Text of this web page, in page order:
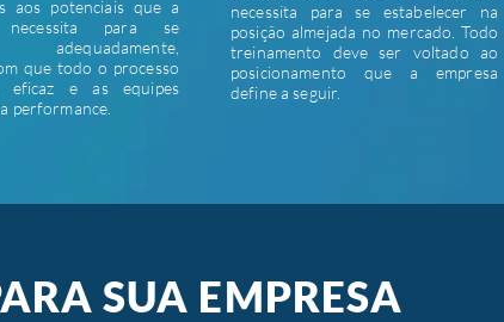
aos potenciais que a
necessita para se
adequadamente,
que todo o processo
eficaz e as equipes
performance.
necessita para se estabelecer na
posição almejada no mercado. Todo
treinamento deve ser voltado ao
posicionamento que a empresa
define a seguir.
SUA EMPRESA